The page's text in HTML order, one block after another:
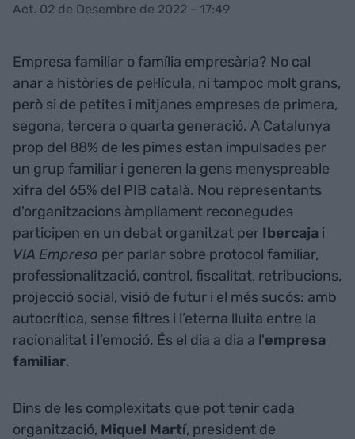
Act. 02 de Desembre de 2022 - 17:49
Empresa familiar o família empresària? No cal
anar a històries de pel·lícula, ni tampoc molt grans,
però si de petites i mitjanes empreses de primera,
segona, tercera o quarta generació. A Catalunya
prop del 88% de les pimes estan impulsades per
un grup familiar i generen la gens menyspreable
xifra del 65% del PIB català. Nou representants
d'organitzacions àmpliament reconegudes
participen en un debat organitzat per Ibercaja i
VIA Empresa per parlar sobre protocol familiar,
professionalització, control, fiscalitat, retribucions,
projecció social, visió de futur i el més sucós: amb
autocrítica, sense filtres i l’eterna lluita entre la
racionalitat i l’emoció. És el dia a dia a l'empresa
familiar.
Dins de les complexitats que pot tenir cada
organització, Miquel Martí, president de